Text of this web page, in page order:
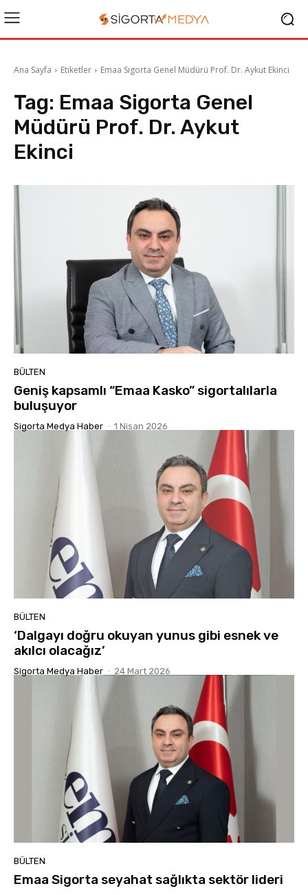
Ana Sayfa Etiketler Emaa Sigorta Genel Müdürü Prof. Dr. Aykut Ekinci
Tag: Emaa Sigorta Genel
Müdürü Prof. Dr. Aykut
Ekinci
BÜLTEN
Geniş kapsamlı “Emaa Kasko” sigortalılarla
buluşuyor
Sigorta Medya Haber - 1 Nisan 2026
BÜLTEN
‘Dalgayı doğru okuyan yunus gibi esnek ve
akılcı olacağız’
Sigorta Medya Haber - 24 Mart 2026
BÜLTEN
Emaa Sigorta seyahat sağlıkta sektör lideri